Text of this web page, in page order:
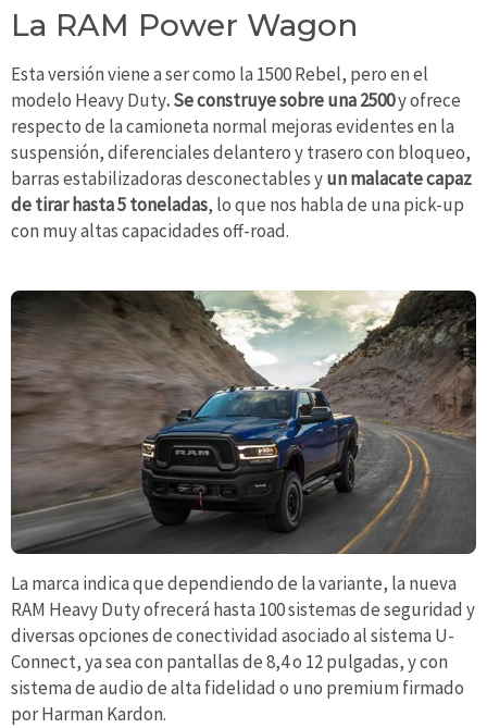
La RAM Power Wagon
Esta versión viene a ser como la 1500 Rebel, pero en el
modelo Heavy Duty. Se construye sobre una 2500y ofrece
respecto de la camioneta normal mejoras evidentes en la
suspensión, diferenciales delantero y trasero con bloqueo,
barras estabilizadoras desconectables yun malacate capaz
de tirar hasta 5 toneladas, lo que nos habla de una pick-up
con muy altas capacidades off-road.
La marca indica que dependiendo de la variante, la nueva
RAM Heavy Duty ofrecerá hasta 100 sistemas de seguridad y
diversas opciones de conectividad asociado al sistema U-
Connect, ya sea con pantallas de 8,4 o 12 pulgadas, y con
sistema de audio de alta fidelidad o uno premium firmado
por Harman Kardon.